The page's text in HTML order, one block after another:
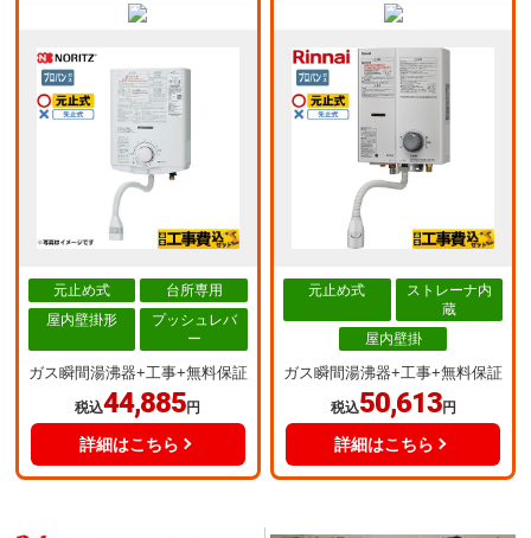
元止め式
台所専用
屋内壁掛形
プッシュレバ
ー
ガス瞬間湯沸器+工事+無料保証
税込44,885円
詳細はこちら
元止め式
ストレーナ内
蔵
屋内壁掛
ガス瞬間湯沸器+工事+無料保証
税込50,613円
詳細はこちら